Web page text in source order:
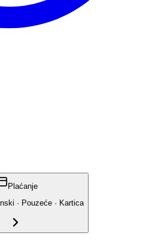
Plaćanje
· Pouzeće · Kartica